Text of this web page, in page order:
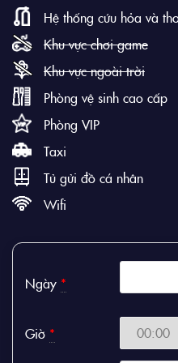
Hệ thống cứu hỏa và
Khu vực chơi game
Khu vực ngoài trời
Phòng vệ sinh cao cấp
Phòng VIP
Taxi
Tủ gửi đồ cá nhân
Wifi
Ngày *
Giờ *